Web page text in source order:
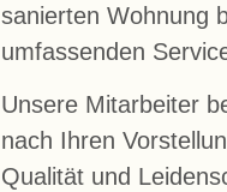
sanierten Wohnung
umfassenden
Unsere Mitarbeiter
nach Ihren
Qualität und